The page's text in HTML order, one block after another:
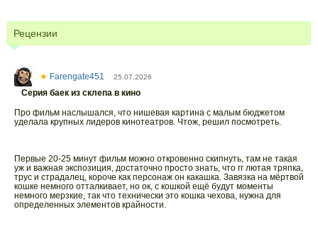
Рецензии
★ Farengate451 25.07.2026
Серия баек из склепа в кино
Про фильм наслышался, что нишевая картина с малым бюджетом
уделала крупных лидеров кинотеатров. Чтож, решил посмотреть.
Первые 20-25 минут фильм можно откровенно скипнуть, там не такая
уж и важная экспозиция, достаточно просто знать, что гг лютая тряпка,
трус и страдалец, короче как персонаж он какашка. Завязка на мёртвой
кошке немного отталкивает, но ок, с кошкой ещё будут моменты
немного мерзкие, так что технически это кошка чехова, нужна для
определенных элементов крайности.